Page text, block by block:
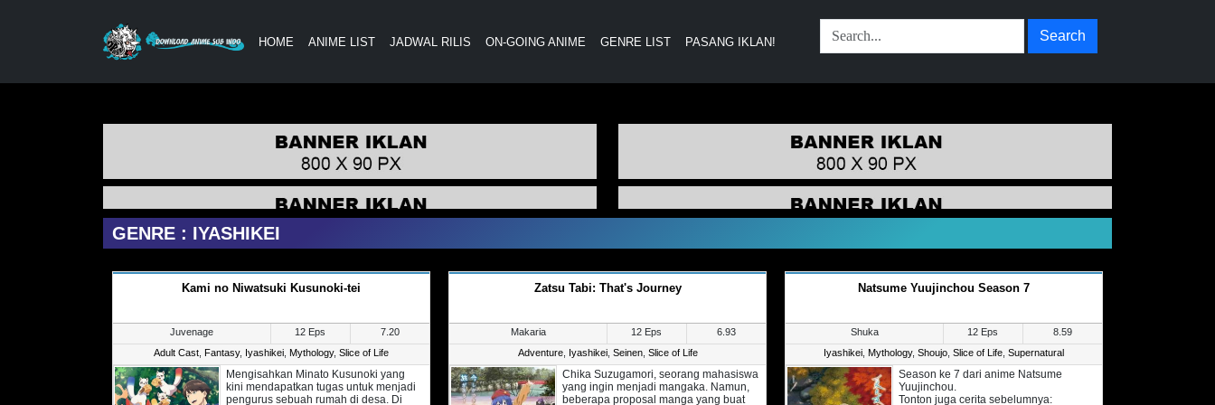
HOME ANIME LIST JADWAL RILIS ON-GOING ANIME GENRE LIST PASANG IKLAN! Search
GENRE : IYASHIKEI
Kami no Niwatsuki Kusunoki-tei
Juvenage 12 Eps
7.20
Adult Cast Fantasy, Iyashikei Mythology, Slice of Life
Mengisahkan Minato Kusunoki yang
kini mendapatkan tugas untuk menjadi
pengurus sebuah rumah di desa. Di
Zatsu Tabi: That's Journey
Makaria 12 Eps
6.93
Adventure, Iyashikei, Seinen, Slice of Life
Chika Suzugamori, seorang mahasiswa
yang ingin menjadi mangaka. Namun,
beberapa proposal manga yang buat
Natsume Yuujinchou Season 7
Shuka 12 Eps
8.59
Iyashikei Mythology, Shoujo Slice of Life Supernatural
Season ke 7 dari anime Natsume
Yuujinchou.
Tonton juga cerita sebelumnya: